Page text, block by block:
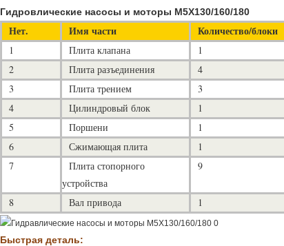
Гидровлические насосы и моторы M5X130/160/180
Нет. Имя части Количество/блоки
1 Плита клапана
1
2
Плита разъединения
4
3
Плита трением
3
4
Цилиндровый блок
1
5
Поршени
1
6
Сжимающая плита
1
7
Плита стопорного
устройства
9
8 Вал привода 1
Быстрая деталь: